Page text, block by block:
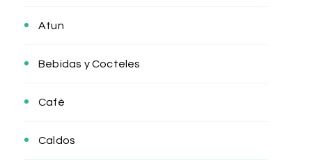
Atun
Bebidas y Cocteles
Café
Caldos